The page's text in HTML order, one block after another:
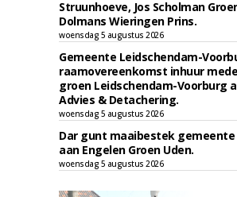
Struunhoeve, Jos Scholman
Dolmans Wieringen Prins.
woensdag 5 augustus 2026
Gemeente Leidschendam-
raamovereenkomst inhuur
groen Leidschendam-Voorburg
Advies & Detachering.
woensdag 5 augustus 2026
Dar gunt maaibestek
aan Engelen Groen Uden.
woensdag 5 augustus 2026